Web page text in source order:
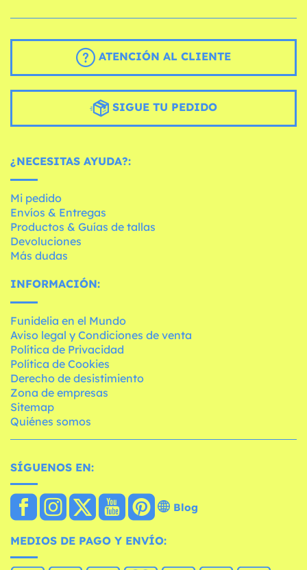
ATENCIÓN AL CLIENTE
SIGUE TU PEDIDO
¿NECESITAS AYUDA?:
Mi pedido
Envíos & Entregas
Productos & Guías de tallas
Devoluciones
Más dudas
INFORMACIÓN:
Funidelia en el Mundo
Aviso legal y Condiciones de venta
Política de Privacidad
Política de Cookies
Derecho de desistimiento
Zona de empresas
Sitemap
Quiénes somos
SÍGUENOS EN:
Blog
MEDIOS DE PAGO Y ENVÍO: